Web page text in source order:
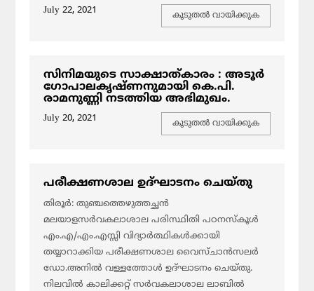
July 22, 2021
കൂടുതല്‍ വായിക്കുക
സിനിമയുടെ സാക്ഷാത്കാരം : അടൂർ
ഗോപാലകൃഷ്ണനുമായി കെ.പി.
രാമനുണ്ണി നടത്തിയ അഭിമുഖം.
July 20, 2021 കൂടുതല്‍ വായിക്കുക
പരീക്ഷണശാല ഉദ്ഘാടനം ചെയ്തു
തിരൂര്‍: തുഞ്ചത്തെഴുത്തച്ഛന്‍
മലയാളസര്‍വകലാശാല പരിസ്ഥിതി പഠനസ്കൂള്‍
എം.എ/എം.എസ്സി വിദ്യാര്‍ത്ഥികള്‍ക്കായി
തയ്യാറാക്കിയ പരീക്ഷണശാല വൈസ്ചാന്‍സലര്‍
ഡോ.അനില്‍ വള്ളത്തോള്‍ ഉദ്ഘാടനം ചെയ്തു.
നിലവില്‍ കാലിക്കറ്റ് സര്‍വകലാശാല ലാബില്‍